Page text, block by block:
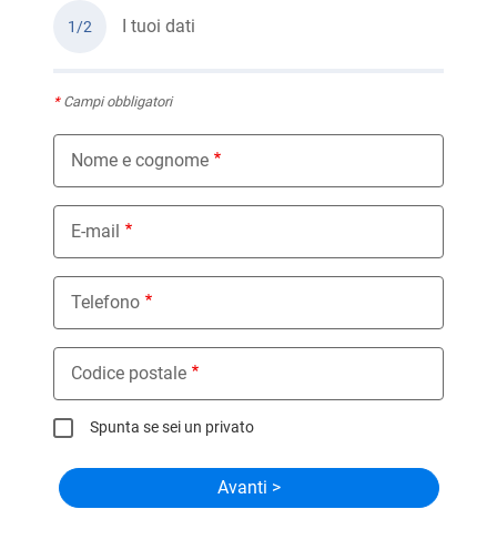
1/2 I tuoi dati
*Campi obbligatori
Nome e cognome
E-mail
Telefono
Codice postale
Spunta se sei un privato